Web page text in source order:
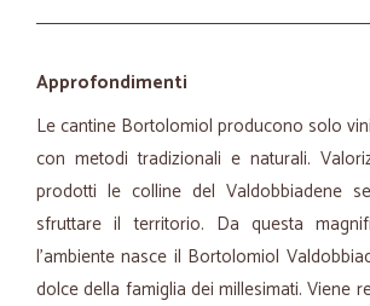
Approfondimenti
Le cantine Bortolomiol producono solo
con metodi tradizionali e naturali.
prodotti le colline del Valdobbiadene
sfruttare il territorio. Da questa
l'ambiente nasce il Bortolomiol
dolce della famiglia dei millesimati. Viene